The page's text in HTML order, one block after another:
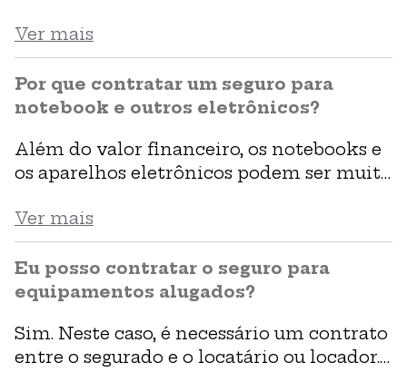
bagagem). 2. Tripulantes (podem incluir
ou não bagagem). 3. Pessoas e bens no solo.
4. Colisão e abalroamento.
Ver mais
Por que contratar um seguro para
notebook e outros eletrônicos?
Além do valor financeiro, os notebooks e
os aparelhos eletrônicos podem ser muito
roubado ou danificado, sem dúvida, é uma
dor de cabeça imensa, mas esse problema
pode ser reduzido com um seguro que
tenha cobertura para danos elétricos,
outros. Quem utiliza […]
Ver mais
Eu posso contratar o seguro para
equipamentos alugados?
Sim. Neste caso, é necessário um contrato
entre o segurado e o locatário ou locador.